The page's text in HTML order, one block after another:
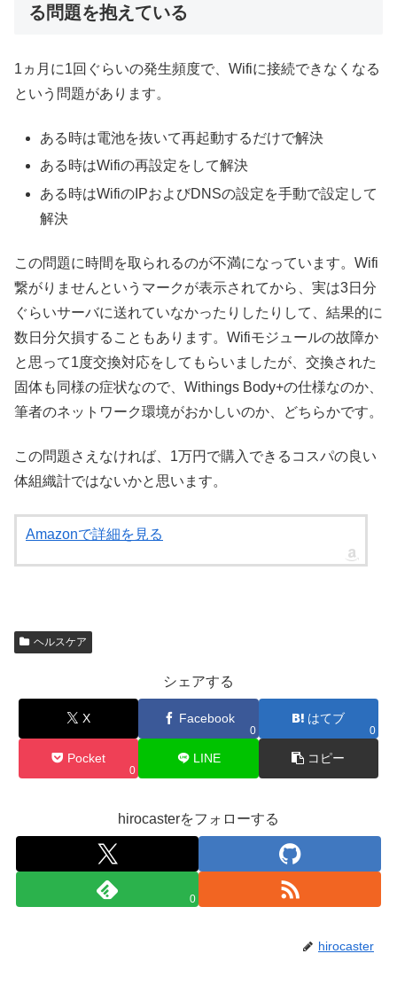
る問題を抱えている
1ヵ月に1回ぐらいの発生頻度で、Wifiに接続できなくなる
という問題があります。
ある時は電池を抜いて再起動するだけで解決
ある時はWifiの再設定をして解決
ある時はWifiのIPおよびDNSの設定を手動で設定して
解決
この問題に時間を取られるのが不満になっています。Wifi
繋がりませんというマークが表示されてから、実は3日分
ぐらいサーバに送れていなかったりしたりして、結果的に
数日分欠損することもあります。Wifiモジュールの故障か
と思って1度交換対応をしてもらいましたが、交換された
固体も同様の症状なので、Withings Body+の仕様なのか、
筆者のネットワーク環境がおかしいのか、どちらかです。
この問題さえなければ、1万円で購入できるコスパの良い
体組織計ではないかと思います。
Amazonで詳細を見る
ヘルスケア
シェアする
X Facebook
0
はてブ
0
Pocket
0
LINE コピー
hirocasterをフォローする
0
hirocaster